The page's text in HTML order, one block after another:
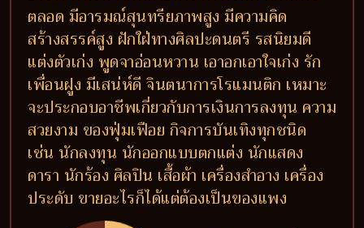
ตลอด มีอารมณ์สุนทรียภาพสูง มีความคิด
สร้างสรรค์สูง ฝักใฝ่ทางศิลปะดนตรี รสนิยมดี
แต่งตัวเก่ง พูดจาอ่อนหวาน เอาอกเอาใจเก่ง รัก
เพื่อนฝูง มีเสน่ห์ดี จินตนาการโรแมนติก เหมาะ
จะประกอบอาชีพเกี่ยวกับการเงินการลงทุน ความ
สวยงาม ของฟุ่มเฟือย กิจการบันเทิงทุกชนิด
เช่น นักลงทุน นักออกแบบตกแต่ง นักแสดง
ดารา นักร้อง ศิลปิน เสื้อผ้า เครื่องสำอาง เครื่อง
ประดับ ขายอะไรก็ได้แต่ต้องเป็นของแพง